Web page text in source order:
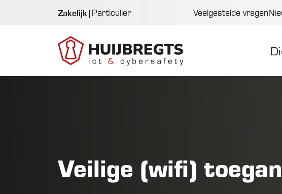
Zakelijk|Particulier Veelgestelde vragen
Veilige (wifi)